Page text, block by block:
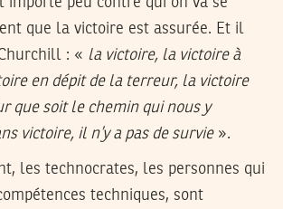
que la victoire est assurée. Et il
: « la victoire, la victoire à
en dépit de la terreur, la victoire
que soit le chemin qui nous y
victoire, il n’y a pas de survie».
les technocrates, les personnes qui
techniques, sont